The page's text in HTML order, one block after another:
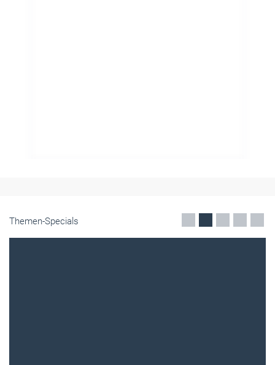
Themen-Specials